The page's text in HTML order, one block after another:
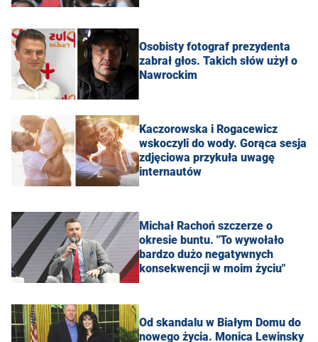
Osobisty fotograf prezydenta
zabrał głos. Takich słów użył o
Nawrockim
Kaczorowska i Rogacewicz
wskoczyli do wody. Gorąca sesja
zdjęciowa przykuła uwagę
internautów
Michał Rachoń szczerze o
okresie buntu. "To wywołało
bardzo dużo negatywnych
konsekwencji w moim życiu"
Od skandalu w Białym Domu do
nowego życia. Monica Lewinsky